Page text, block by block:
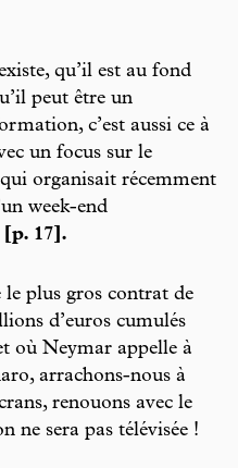
qu’il est au fond
peut être un
c’est aussi ce à
un focus sur le
organisait récemment
week-end
[p. 17].
le plus gros contrat de
d’euros cumulés
où Neymar appelle à
arrachons-nous à
renouons avec le
ne sera pas télévisée !